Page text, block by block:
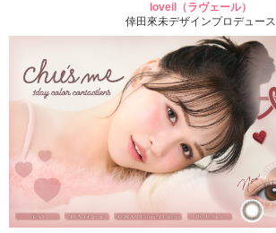
loveil（ラヴェール）
倖田來未デザインプロデュース